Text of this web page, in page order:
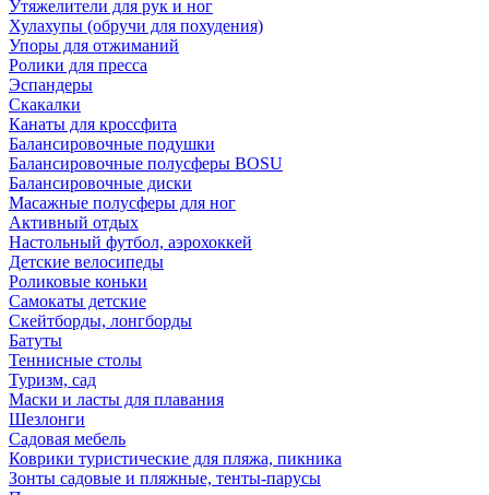
Утяжелители для рук и ног
Хулахупы (обручи для похудения)
Упоры для отжиманий
Ролики для пресса
Эспандеры
Скакалки
Канаты для кроссфита
Балансировочные подушки
Балансировочные полусферы BOSU
Балансировочные диски
Масажные полусферы для ног
Активный отдых
Настольный футбол, аэрохоккей
Детские велосипеды
Роликовые коньки
Самокаты детские
Скейтборды, лонгборды
Батуты
Теннисные столы
Туризм, сад
Маски и ласты для плавания
Шезлонги
Садовая мебель
Коврики туристические для пляжа, пикника
Зонты садовые и пляжные, тенты-парусы